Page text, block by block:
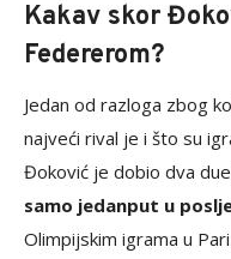
Kakav skor
Federerom?
Jedan od razloga zbog
najveći rival je i što su
Đoković je dobio dva
samo jedanput u
Olimpijskim igrama u